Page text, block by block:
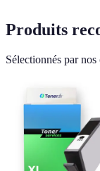
Produits
Sélectionnés par nos